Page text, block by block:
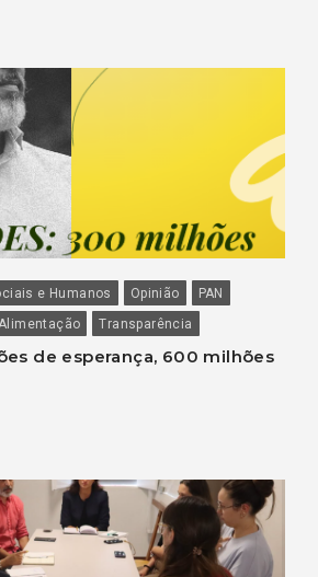
e Humanos Opinião
PAN
Transparência
de esperança, 600 milhões